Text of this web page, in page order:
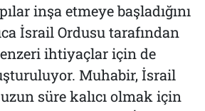
inşa etmeye başladığını
İsrail Ordusu tarafından
ihtiyaçlar için de
Muhabir, İsrail
süre kalıcı olmak için